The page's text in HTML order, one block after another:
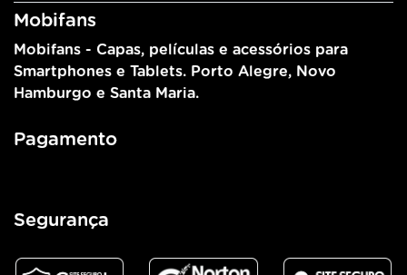
Mobifans
Mobifans - Capas, películas e acessórios para
Smartphones e Tablets. Porto Alegre, Novo
Hamburgo e Santa Maria.
Pagamento
Segurança